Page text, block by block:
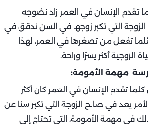
تقدم الإنسان في العمر زاد نضوجه
الزوجة التي تكبر زوجها في السن تدقق في
تفعل من تصغرها في العمر، لهذا
الزوجية أكثر يسرًا وراحة.
تقدم الإنسان في العمر كان أكثر
يعد في صالح الزوجة التي تكبر سنًا عن
في مهمة الأمومة، التي تحتاج إلى